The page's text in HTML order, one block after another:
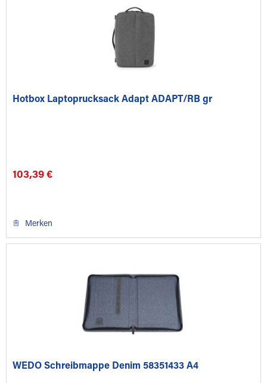
Hotbox Laptoprucksack Adapt ADAPT/RB gr
103,39 €
Merken
WEDO Schreibmappe Denim 58351433 A4